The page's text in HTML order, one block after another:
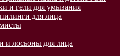
и гели для умывания
для лица
и лосьоны для лица